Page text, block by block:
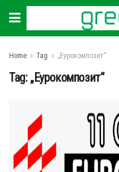
Home Tag „Еурокомпозит“
Tag: „Еурокомпозит“